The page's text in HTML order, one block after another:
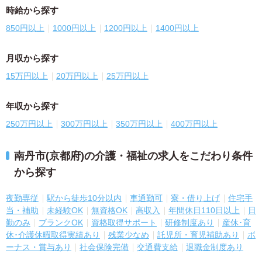
時給から探す
850円以上 1000円以上 1200円以上 1400円以上
月収から探す
15万円以上 20万円以上 25万円以上
年収から探す
250万円以上 300万円以上 350万円以上 400万円以上
南丹市(京都府)の介護・福祉の求人をこだわり条件
から探す
夜勤専従 駅から徒歩10分以内 車通勤可 寮・借り上げ
住宅手
当・補助
未経験OK 無資格OK 高収入 年間休日110日以上
日
勤のみ
ブランクOK 資格取得サポート 研修制度あり
産休･育
休･介護休暇取得実績あり
残業少なめ 託児所・育児補助あり
ボ
ーナス・賞与あり
社会保険完備 交通費支給 退職金制度あり